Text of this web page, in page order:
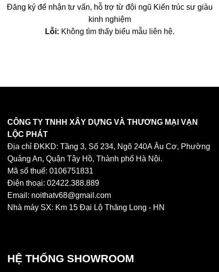
Đăng ký để nhận tư vấn, hỗ trợ từ đội ngũ Kiến trúc sư giàu
kinh nghiệm
Lỗi: Không tìm thấy biểu mẫu liên hệ.
CÔNG TY TNHH XÂY DỰNG VÀ THƯƠNG MẠI VẠN
LỘC PHÁT
Địa chỉ ĐKKD: Tầng 3, Số 234, Ngõ 240A Âu Cơ, Phường
Quảng An, Quận Tây Hồ, Thành phố Hà Nội.
Mã số thuế: 0106751831
Điện thoại: 02422.388.889
Email: noithatv68@gmail.com
Nhà máy SX: Km 15 Đại Lộ Thăng Long - HN
HỆ THỐNG SHOWROOM